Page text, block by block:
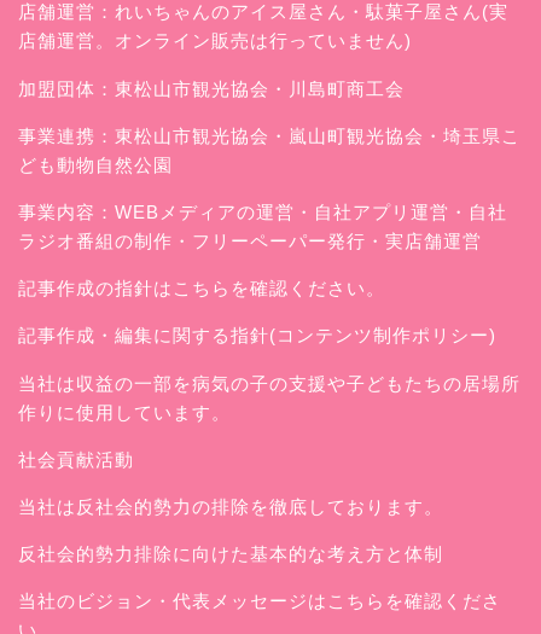
店舗運営： れいちゃんのアイス屋さん ・駄菓子屋さん(実
店舗運営。オンライン販売は行っていません)
加盟団体：東松山市観光協会・川島町商工会
事業連携：東松山市観光協会・嵐山町観光協会・埼玉県こ
ども動物自然公園
事業内容：WEBメディアの運営・自社アプリ運営・自社
ラジオ番組の制作・フリーペーパー発行・実店舗運営
記事作成の指針はこちらを確認ください。
記事作成・編集に関する指針(コンテンツ制作ポリシー)
当社は収益の一部を病気の子の支援や子どもたちの居場所
作りに使用しています。
社会貢献活動
当社は反社会的勢力の排除を徹底しております。
反社会的勢力排除に向けた基本的な考え方と体制
当社のビジョン・代表メッセージはこちらを確認くださ